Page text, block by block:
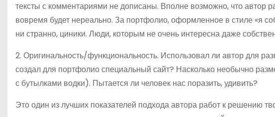
тексты с комментариями не дописаны. Вполне возможно, что автор
вовремя будет нереально. За портфолио, оформленное в стиле «я
ни странно, циники. Люди, которым не очень интересна даже
2. Оригинальность/функциональность. Использовал ли автор для
создал для портфолио специальный сайт? Насколько необычно
с бутылками водки). Пытается ли человек нас поразить, удивить?
Это один из лучших показателей подхода автора работ к решению